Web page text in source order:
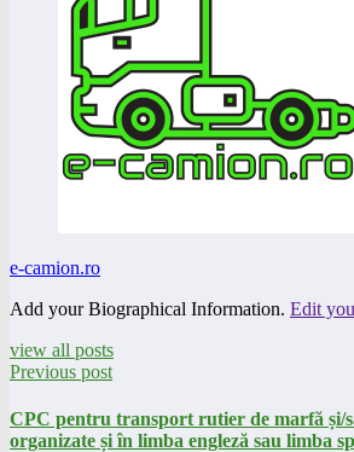
e-camion.ro
Add your Biographical Information. Edit
view all posts
Previous post
CPC pentru transport rutier de marfă și/
organizate și în limba engleză sau limba